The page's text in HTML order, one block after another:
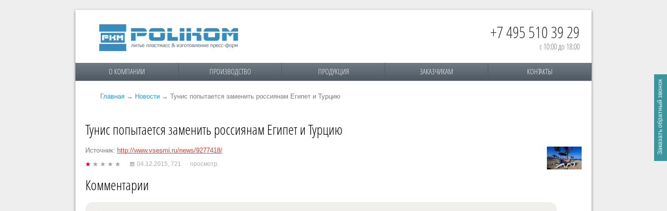
+7 495 510 39 29
с 10:00 до 18:00
О КОМПАНИИ ПРОИЗВОДСТВО ПРОДУКЦИЯ ЗАКАЗЧИКАМ КОНТАКТЫ
Главная → Новости → Тунис попытается заменить россиянам Египет и Турцию
Тунис попытается заменить россиянам Египет и Турцию
Источник: http://www.vsesmi.ru/news/9277418/
04.12.2015, 721 просмотр.
Комментарии